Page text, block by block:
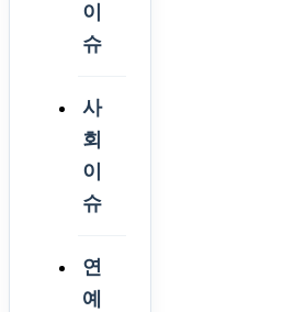
이
슈
사
회
이
슈
연
예